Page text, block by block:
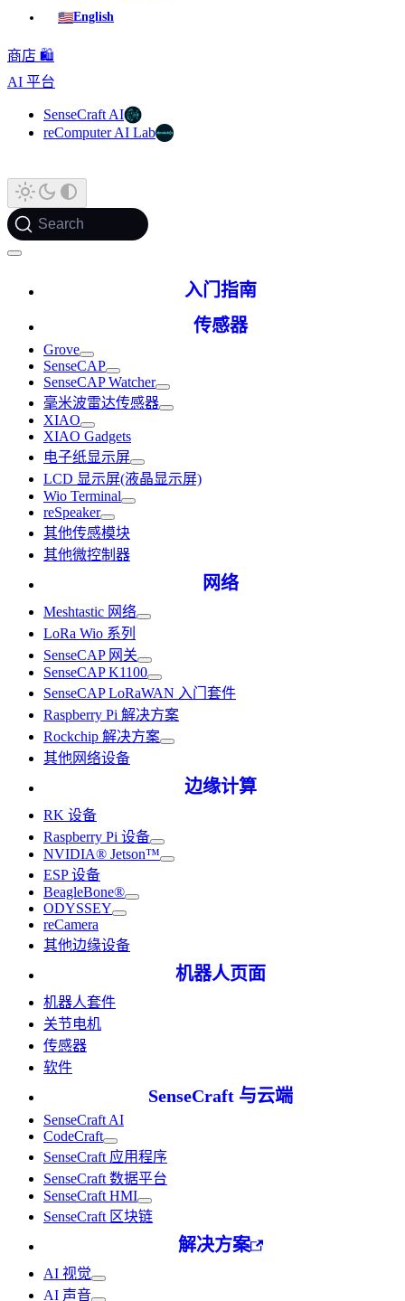
🇺🇸English
商店 🛍️
AI 平台
SenseCraft AI
reComputer AI Lab
Search
入门指南
传感器
Grove
SenseCAP
SenseCAP Watcher
毫米波雷达传感器
XIAO
XIAO Gadgets
电子纸显示屏
LCD 显示屏(液晶显示屏)
Wio Terminal
reSpeaker
其他传感模块
其他微控制器
网络
Meshtastic 网络
LoRa Wio 系列
SenseCAP 网关
SenseCAP K1100
SenseCAP LoRaWAN 入门套件
Raspberry Pi 解决方案
Rockchip 解决方案
其他网络设备
边缘计算
RK 设备
Raspberry Pi 设备
NVIDIA® Jetson™
ESP 设备
BeagleBone®
ODYSSEY
reCamera
其他边缘设备
机器人页面
机器人套件
关节电机
传感器
软件
SenseCraft 与云端
SenseCraft AI
CodeCraft
SenseCraft 应用程序
SenseCraft 数据平台
SenseCraft HMI
SenseCraft 区块链
解决方案
AI 视觉
AI 声音